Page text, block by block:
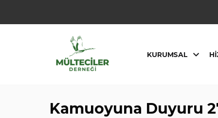
geç
KURUMSAL
Kamuoyuna Duyuru